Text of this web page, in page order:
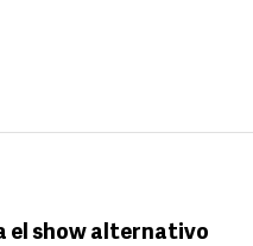
el show alternativo